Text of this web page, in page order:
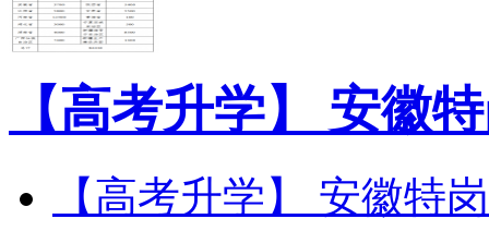
【高考升学】 安徽
【高考升学】 安徽特